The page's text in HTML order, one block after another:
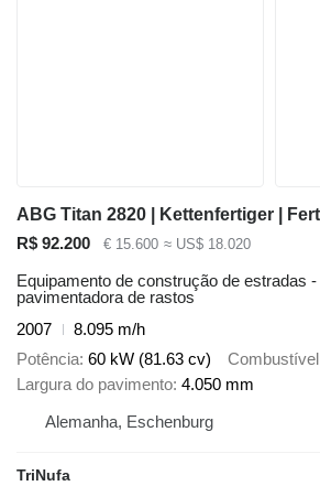
R$ 92.200 € 15.600 ≈ US$ 18.020
Equipamento de construção de estradas -
pavimentadora de rastos
2007
8.095 m/h
Potência 60 kW (81.63 cv) Combustível
Largura do pavimento 4.050 mm
Alemanha, Eschenburg
TriNufa